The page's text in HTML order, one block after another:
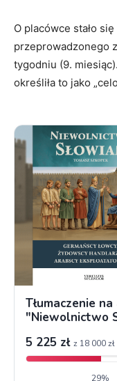
O placówce stało
przeprowadzonego
tygodniu (9.
określiła to jako